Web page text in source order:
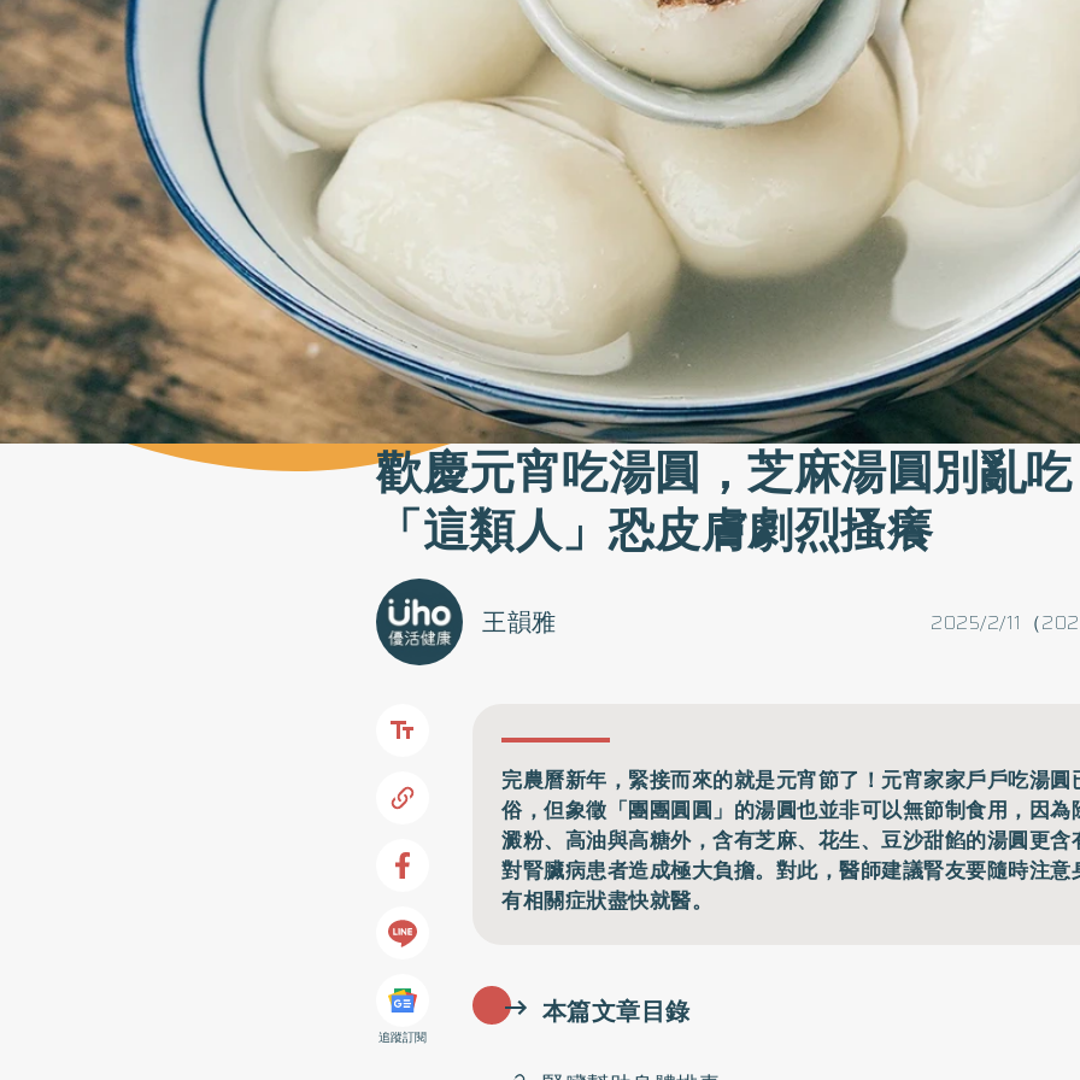
歡慶元宵吃湯圓，芝麻湯圓別亂
「這類人」恐皮膚劇烈搔癢
2025/2/11（
王韻雅
追蹤訂閱
完農曆新年，緊接而來的就是元宵節了！元宵家家戶戶吃湯圓
俗，但象徵「團團圓圓」的湯圓也並非可以無節制食用，因為
澱粉、高油與高糖外，含有芝麻、花生、豆沙甜餡的湯圓更含
對腎臟病患者造成極大負擔。對此，醫師建議腎友要隨時注意
有相關症狀盡快就醫。
本篇文章目錄